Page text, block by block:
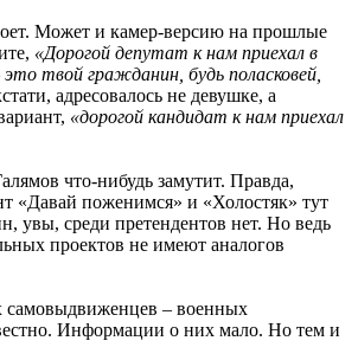
Может и камер-версию на прошлые
«Дорогой депутат к нам приехал в
твой гражданин, будь поласковей,
адресовалось не девушке, а
«дорогой кандидат к нам приехал
что-нибудь замутит. Правда,
«Давай поженимся» и «Холостяк» тут
увы, среди претендентов нет. Но ведь
проектов не имеют аналогов
самовыдвиженцев – военных
Информации о них мало. Но тем и